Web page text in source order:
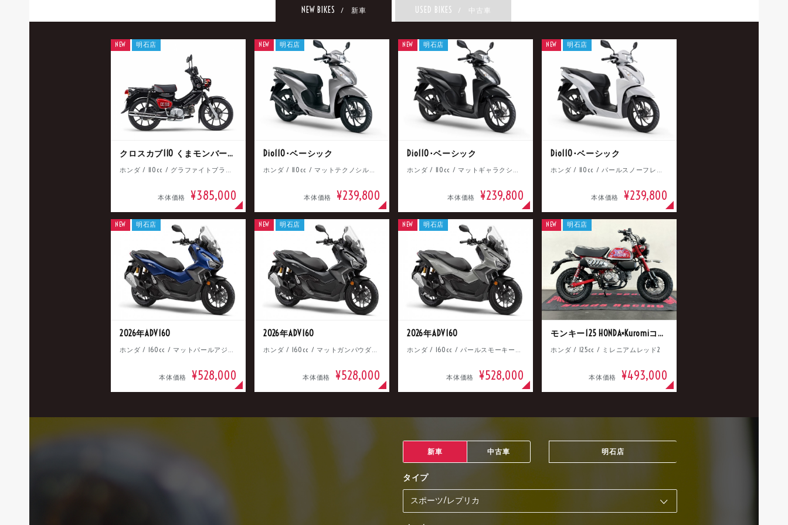
NEW BIKES / 新車 USED BIKES / 中古車
クロスカブ110 くまモンバージョン
ホンダ / 110cc / グラファイトブラック
本体価格 ¥385,000
NEW 明石店
Dio110･ベーシック
ホンダ / 110cc / マットテクノシルバーメタリック
本体価格 ¥239,800
NEW 明石店
Dio110･ベーシック
ホンダ / 110cc / マットギャラクシーブラックメタリック
本体価格 ¥239,800
NEW 明石店
Dio110･ベーシック
ホンダ / 110cc / パールスノーフレークホワイト
本体価格 ¥239,800
NEW 明石店
2026年ADV160
ホンダ / 160cc / マットパールアジャイルブルー
本体価格 ¥528,000
NEW 明石店
2026年ADV160
ホンダ / 160cc / マットガンパウダーブラックメタリック
本体価格 ¥528,000
NEW 明石店
2026年ADV160
ホンダ / 160cc / パールスモーキーグレー
本体価格 ¥528,000
NEW 明石店
モンキー125 HONDA×Kuromiコラボ
ホンダ / 125cc / ミレニアムレッド2
本体価格 ¥493,000
NEW 明石店
新車 中古車 明石店
タイプ